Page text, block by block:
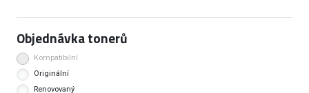
Objednávka tonerů
Kompatibilní
Originální
Renovovaný